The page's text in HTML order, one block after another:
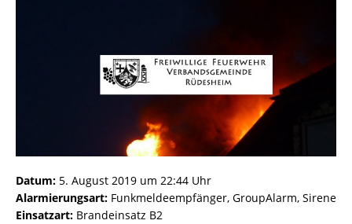
Datum: 5. August 2019 um 22:44 Uhr
Alarmierungsart: Funkmeldeempfänger, GroupAlarm, Sirene
Einsatzart: Brandeinsatz B2